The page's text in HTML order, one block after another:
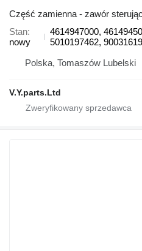
Część zamienna - zawór
Stan
nowy
4614947000,
5010197462,
Polska, Tomaszów Lubelski
V.Y.parts.Ltd